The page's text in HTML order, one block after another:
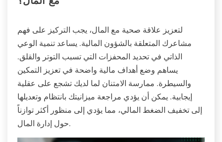
لتعزيز علاقة صحية مع المال، يجب التركيز على فهم
مشاعرك المتعلقة بالشؤون المالية. يساعد تنمية الوعي
الذاتي في تحديد المحفزات التي تسبب التوتر والقلق.
يساهم وضع أهداف مالية واضحة في تعزيز التمكين
والسيطرة. ممارسة الامتنان لما لديك تشجع على عقلية
إيجابية. يمكن أن يؤدي مراجعة ميزانيتك بانتظام وتعديلها
إلى تخفيف الضغط المالي، مما يؤدي إلى منظور أكثر توازناً
حول إدارة المال.